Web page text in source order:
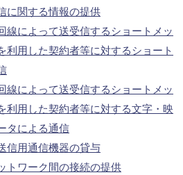
に関する情報の提供
線によって送受信するショートメッ
利用した契約者等に対するショート
線によって送受信するショートメッ
利用した契約者等に対する文字・映
タによる通信
信用通信機器の貸与
トワーク間の接続の提供